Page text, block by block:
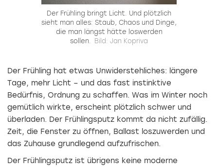
Der Frühling bringt Licht. Und plötzlich
sieht man alles: Staub, Chaos und Dinge,
die man längst hätte loswerden
sollen.
Bild: Jan Kopriva
Der Frühling hat etwas Unwiderstehliches: längere
Tage, mehr Licht – und das fast instinktive
Bedürfnis, Ordnung zu schaffen. Was im Winter noch
gemütlich wirkte, erscheint plötzlich schwer und
überladen. Der Frühlingsputz kommt da nicht zufällig.
Zeit, die Fenster zu öffnen, Ballast loszuwerden und
das Zuhause grundlegend aufzufrischen.
Der Frühlingsputz ist übrigens keine moderne